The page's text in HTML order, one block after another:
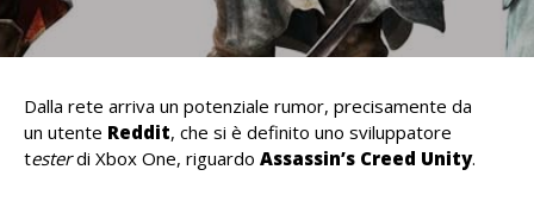
Dalla rete arriva un potenziale rumor, precisamente da
un utente Reddit, che si è definito uno sviluppatore
testerdi Xbox One, riguardo Assassin’s Creed Unity.